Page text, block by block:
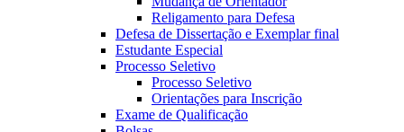
Religamento para Defesa
Defesa de Dissertação e Exemplar final
Estudante Especial
Processo Seletivo
Processo Seletivo
Orientações para Inscrição
Exame de Qualificação